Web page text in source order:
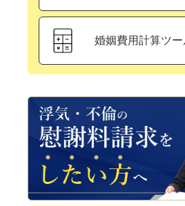
婚姻費用計算ツー